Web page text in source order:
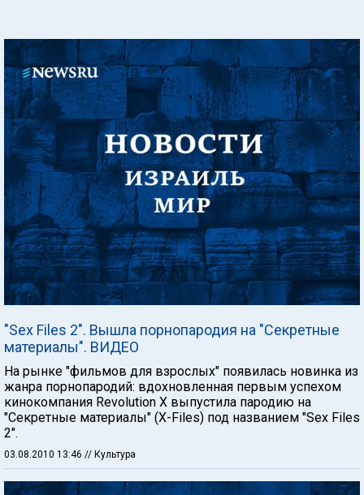
"Sex Files 2". Вышла порнопародия на "Секретные
материалы". ВИДЕО
На рынке "фильмов для взрослых" появилась новинка из
жанра порнопародий: вдохновленная первым успехом
кинокомпания Revolution X выпустила пародию на
"Секретные материалы" (X-Files) под названием "Sex Files
2".
03.08.2010 13:46 // Культура